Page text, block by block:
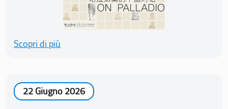
Scopri di più
22 Giugno 2026